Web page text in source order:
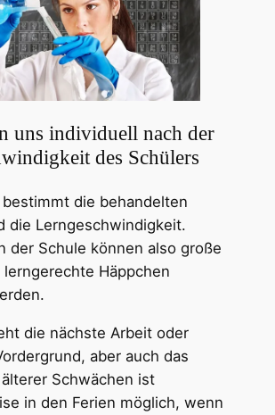
uns individuell nach der
des Schülers
die behandelten
die Lerngeschwindigkeit.
der Schule können also große
lerngerechte Häppchen
die nächste Arbeit oder
aber auch das
Schwächen ist
in den Ferien möglich, wenn